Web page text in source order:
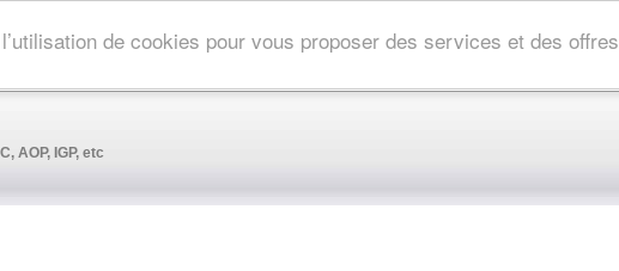
de cookies pour vous proposer des services et des
AOP, IGP, etc